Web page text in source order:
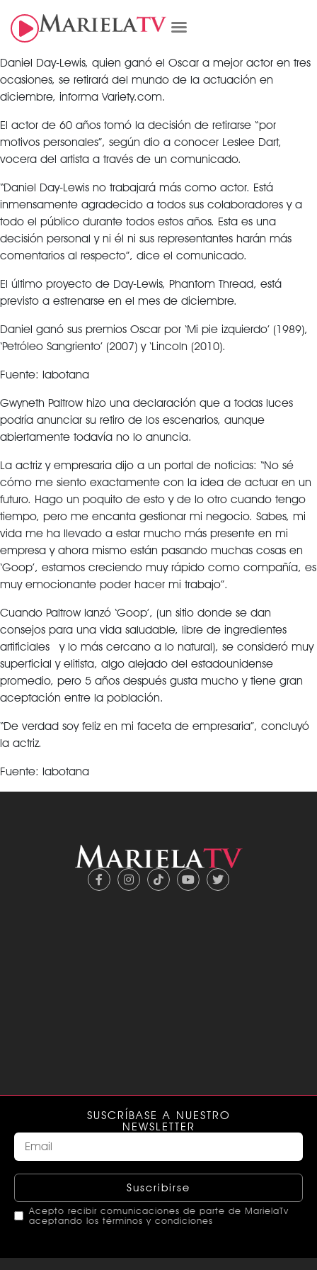
Daniel Day-Lewis, quien ganó el Oscar a mejor actor en tres
ocasiones, se retirará del mundo de la actuación en
diciembre, informa Variety.com.
El actor de 60 años tomó la decisión de retirarse “por
motivos personales”, según dio a conocer Leslee Dart,
vocera del artista a través de un comunicado.
“Daniel Day-Lewis no trabajará más como actor. Está
inmensamente agradecido a todos sus colaboradores y a
todo el público durante todos estos años. Esta es una
decisión personal y ni él ni sus representantes harán más
comentarios al respecto”, dice el comunicado.
El último proyecto de Day-Lewis, Phantom Thread, está
previsto a estrenarse en el mes de diciembre.
Daniel ganó sus premios Oscar por ‘Mi pie izquierdo’ (1989),
‘Petróleo Sangriento’ (2007) y ‘Lincoln (2010).
Fuente: labotana
Gwyneth Paltrow hizo una declaración que a todas luces
podría anunciar su retiro de los escenarios, aunque
abiertamente todavía no lo anuncia.
La actriz y empresaria dijo a un portal de noticias: “No sé
cómo me siento exactamente con la idea de actuar en un
futuro. Hago un poquito de esto y de lo otro cuando tengo
tiempo, pero me encanta gestionar mi negocio. Sabes, mi
vida me ha llevado a estar mucho más presente en mi
empresa y ahora mismo están pasando muchas cosas en
‘Goop’, estamos creciendo muy rápido como compañía, es
muy emocionante poder hacer mi trabajo”.
Cuando Paltrow lanzó ‘Goop’, (un sitio donde se dan
consejos para una vida saludable, libre de ingredientes
artificiales y lo más cercano a lo natural), se consideró muy
superficial y elitista, algo alejado del estadounidense
promedio, pero 5 años después gusta mucho y tiene gran
aceptación entre la población.
“De verdad soy feliz en mi faceta de empresaria”, concluyó
la actriz.
Fuente: labotana
SUSCRÍBASE A NUESTRO
NEWSLETTER
Suscribirse
Acepto recibir comunicaciones de parte de MarielaTv
aceptando los términos y condiciones